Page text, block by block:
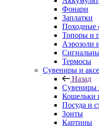
Фонари
Заплатки
Походные
Топоры и
Аэрозоли
Термосы
Сувениры и
Назад
Сувениры
Кошельки
Посуда и
Зонты
Картины